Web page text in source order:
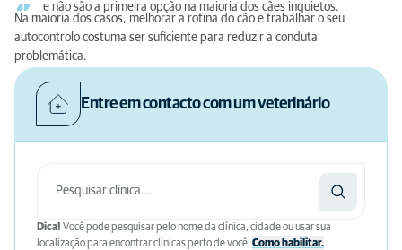
e não são a primeira opção na maioria dos cães inquietos.
Na maioria dos casos, melhorar a rotina do cão e trabalhar o seu
autocontrolo costuma ser suficiente para reduzir a conduta
problemática.
Entre em contacto com um veterinário
Dica! Você pode pesquisar pelo nome da clínica, cidade ou usar sua
localização para encontrar clínicas perto de você. Como habilitar.